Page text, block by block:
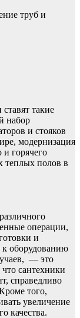
труб и
такие
набор
и стояков
модернизация
и горячего
теплых полов в
операции,
и
оборудованию
— это
сантехники
справедливо
того,
увеличение
качества.